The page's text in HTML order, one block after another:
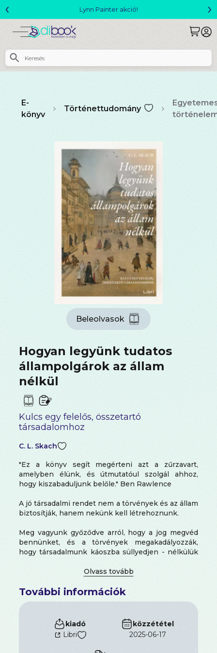
Megjelent! L. J. Shen: Legvadabb álmaimban szeretlek
‹ ›
E-
könyv
Történettudomány
Beleolvasok
Hogyan legyünk tudatos
állampolgárok az állam
nélkül
Kulcs egy felelős, összetartó
társadalomhoz
C. L. Skach
"Ez a könyv segít megérteni azt a zűrzavart,
amelyben élünk, és útmutatóul szolgál ahhoz,
hogy kiszabaduljunk belőle." Ben Rawlence
A jó társadalmi rendet nem a törvények és az állam
biztosítják, hanem nekünk kell létrehoznunk.
Meg vagyunk győződve arról, hogy a jog megvéd
bennünket, és a törvények megakadályozzák,
hogy társadalmunk káoszba süllyedjen - nélkülük
működhetnének jól a közösségeink, és hogyan
C. L. Skachazonban nem ért egyet ezzel a
hozzáállással. Az állam- és jogtudományok
professzoraként mindig is hitt a jog hatalmában,
sőt nem egy háború sújtotta ország
alkotmányának megírásában részt vett, hogy
segítsen megoldani az adott társadalom
További információk
kiadó
Libri
közzététel
2025-06-17